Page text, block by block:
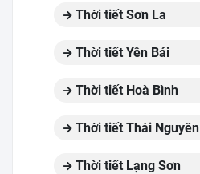
Thời tiết Sơn La
Thời tiết Yên Bái
Thời tiết Hoà Bình
Thời tiết Thái Nguyên
Thời tiết Lạng Sơn